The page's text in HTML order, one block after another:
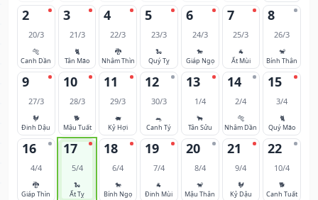
2
20/3
🐅
Canh Dần
3
21/3
🐈
Tân Mão
4
22/3
🐉
Nhâm Thìn
5
23/3
🐍
Quý Tỵ
6
24/3
🐎
Giáp Ngọ
7
25/3
🐐
Ất Mùi
8
26/3
🐒
Bính Thân
9
27/3
🐓
Đinh Dậu
10
28/3
🐕
Mậu Tuất
11
29/3
🐖
Kỷ Hợi
12
30/3
🐀
Canh Tý
13
1/4
🐂
Tân Sửu
14
2/4
🐅
Nhâm Dần
15
3/4
🐈
Quý Mão
16
4/4
🐉
Giáp Thìn
17
5/4
🐍
Ất Tỵ
18
6/4
🐎
Bính Ngọ
19
7/4
🐐
Đinh Mùi
20
8/4
🐒
Mậu Thân
21
9/4
🐓
Kỷ Dậu
22
10/4
🐕
Canh Tuất